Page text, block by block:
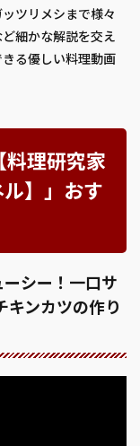
ツリメシまで様々
細かな解説を交え
る優しい料理動画
料理研究家
】」おす
シー！一口サ
キンカツの作り